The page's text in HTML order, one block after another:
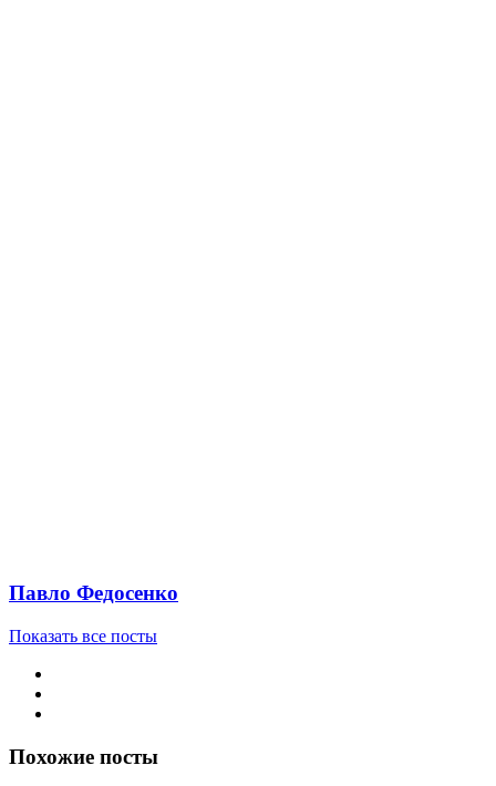
Павло Федосенко
Показать все посты
Похожие посты